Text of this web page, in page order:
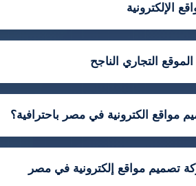
الإلكترونية
التجاري الناجح
مواقع الكترونية في مصر باحترافية؟
تصميم مواقع إلكترونية في مصر